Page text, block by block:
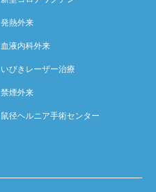
発熱外来
血液内科外来
いびきレーザー治療
禁煙外来
鼠径ヘルニア手術センター